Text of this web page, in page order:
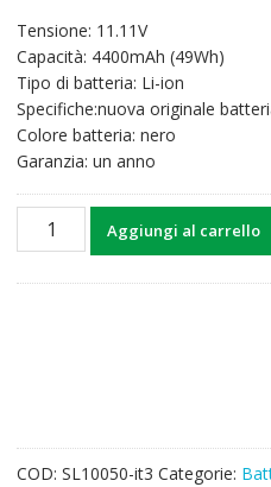
originale
era:
40,91€.
attuale
è:
31,97€.
Tensione: 11.11V
Capacità: 4400mAh (49Wh)
Tipo di batteria: Li-ion
Specifiche:nuova originale
Colore batteria: nero
Garanzia: un anno
Batteria
Aggiungi al carrello
COD: SL10050-it3 Categorie: